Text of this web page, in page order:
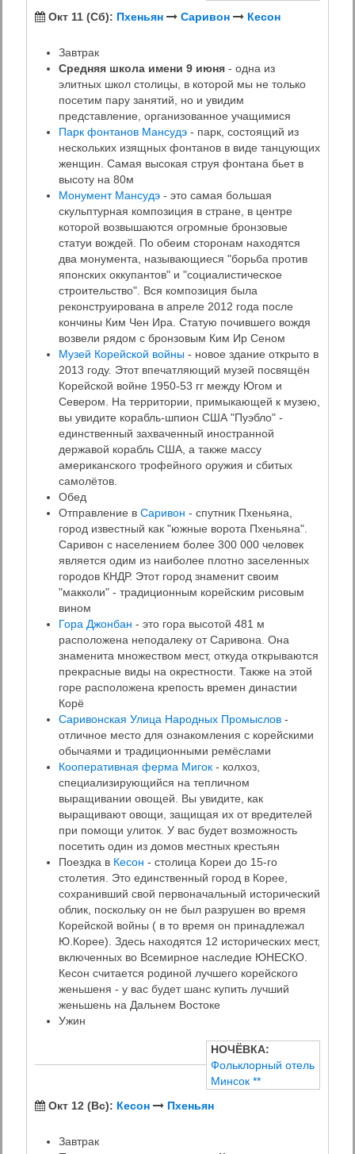
Окт 11 (Сб): Пхеньян Саривон Кесон
Завтрак
Средняя школа имени 9 июня - одна из
элитных школ столицы, в которой мы не только
посетим пару занятий, но и увидим
представление, организованное учащимися
Парк фонтанов Мансудэ - парк, состоящий из
нескольких изящных фонтанов в виде танцующих
женщин. Самая высокая струя фонтана бьет в
высоту на 80м
Монумент Мансудэ - это самая большая
скульптурная композиция в стране, в центре
которой возвышаются огромные бронзовые
статуи вождей. По обеим сторонам находятся
два монумента, называющиеся "борьба против
японских оккупантов" и "социалистическое
строительство". Вся композиция была
реконструирована в апреле 2012 года после
кончины Ким Чен Ира. Статую почившего вождя
возвели рядом с бронзовым Ким Ир Сеном
Музей Корейской войны - новое здание открыто в
2013 году. Этот впечатляющий музей посвящён
Корейской войне 1950-53 гг между Югом и
Севером. На территории, примыкающей к музею,
вы увидите корабль-шпион США "Пуэбло" -
единственный захваченный иностранной
державой корабль США, а также массу
американского трофейного оружия и сбитых
самолётов.
Обед
Отправление в Саривон - спутник Пхеньяна,
город известный как "южные ворота Пхеньяна".
Саривон с населением более 300 000 человек
является одим из наиболее плотно заселенных
городов КНДР. Этот город знаменит своим
"макколи" - традиционным корейским рисовым
вином
Гора Джонбан - это гора высотой 481 м
расположена неподалеку от Саривона. Она
знаменита множеством мест, откуда открываются
прекрасные виды на окрестности. Также на этой
горе расположена крепость времен династии
Корё
Саривонская Улица Народных Промыслов -
отличное место для ознакомления с корейскими
обычаями и традиционными ремёслами
Кооперативная ферма Мигок - колхоз,
специализирующийся на тепличном
выращивании овощей. Вы увидите, как
выращивают овощи, защищая их от вредителей
при помощи улиток. У вас будет возможность
посетить один из домов местных крестьян
Поездка в Кесон - столица Кореи до 15-го
столетия. Это единственный город в Корее,
сохранивший свой первоначальный исторический
облик, поскольку он не был разрушен во время
Корейской войны ( в то время он принадлежал
Ю.Корее). Здесь находятся 12 исторических мест,
включенных во Всемирное наследие ЮНЕСКО.
Кесон считается родиной лучшего корейского
женьшеня - у вас будет шанс купить лучший
женьшень на Дальнем Востоке
Ужин
НОЧЁВКА:
Фольклорный отель
Минсок **
Окт 12 (Вс): Кесон Пхеньян
Завтрак